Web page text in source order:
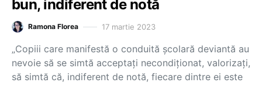
bun, indiferent de notă
Ramona Florea 17 martie 2023
„Copiii care manifestă o conduită școlară deviantă au
nevoie să se simtă acceptați necondiționat, valorizați,
să simtă că, indiferent de notă, fiecare dintre ei este